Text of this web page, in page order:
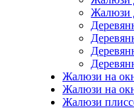
Жалюзи
Жалюзи на
Жалюзи на
Жалюзи